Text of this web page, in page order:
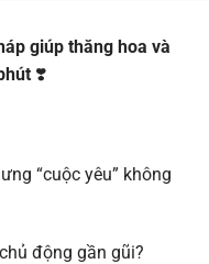
giúp thăng hoa và
❣️
“cuộc yêu” không
động gần gũi?